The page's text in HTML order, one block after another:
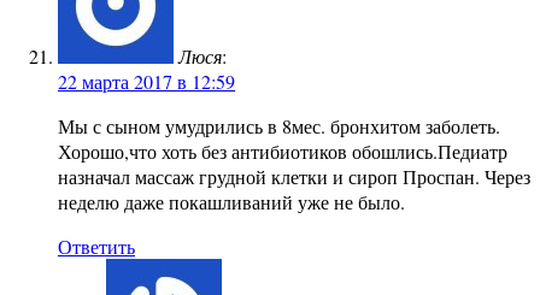
Люся:
22 марта 2017 в 12:59
Мы с сыном умудрились в 8мес. бронхитом заболеть.
Хорошо,что хоть без антибиотиков обошлись.Педиатр
назначал массаж грудной клетки и сироп Проспан. Через
неделю даже покашливаний уже не было.
Ответить